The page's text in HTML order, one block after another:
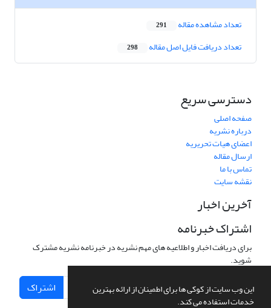
این وب سایت از کوکی ها برای اطمینان از ارائه بهترین
خدمات استفاده می کند.
تعداد مشاهده مقاله 291
تعداد دریافت فایل اصل مقاله 298
دسترسی سریع
صفحه اصلی
درباره نشریه
اعضای هیات تحریریه
ارسال مقاله
تماس با ما
نقشه سایت
آخرین اخبار
اشتراک خبرنامه
برای دریافت اخبار و اطلاعیه های مهم نشریه در خبرنامه نشریه مشترک
شوید.
اشتراک